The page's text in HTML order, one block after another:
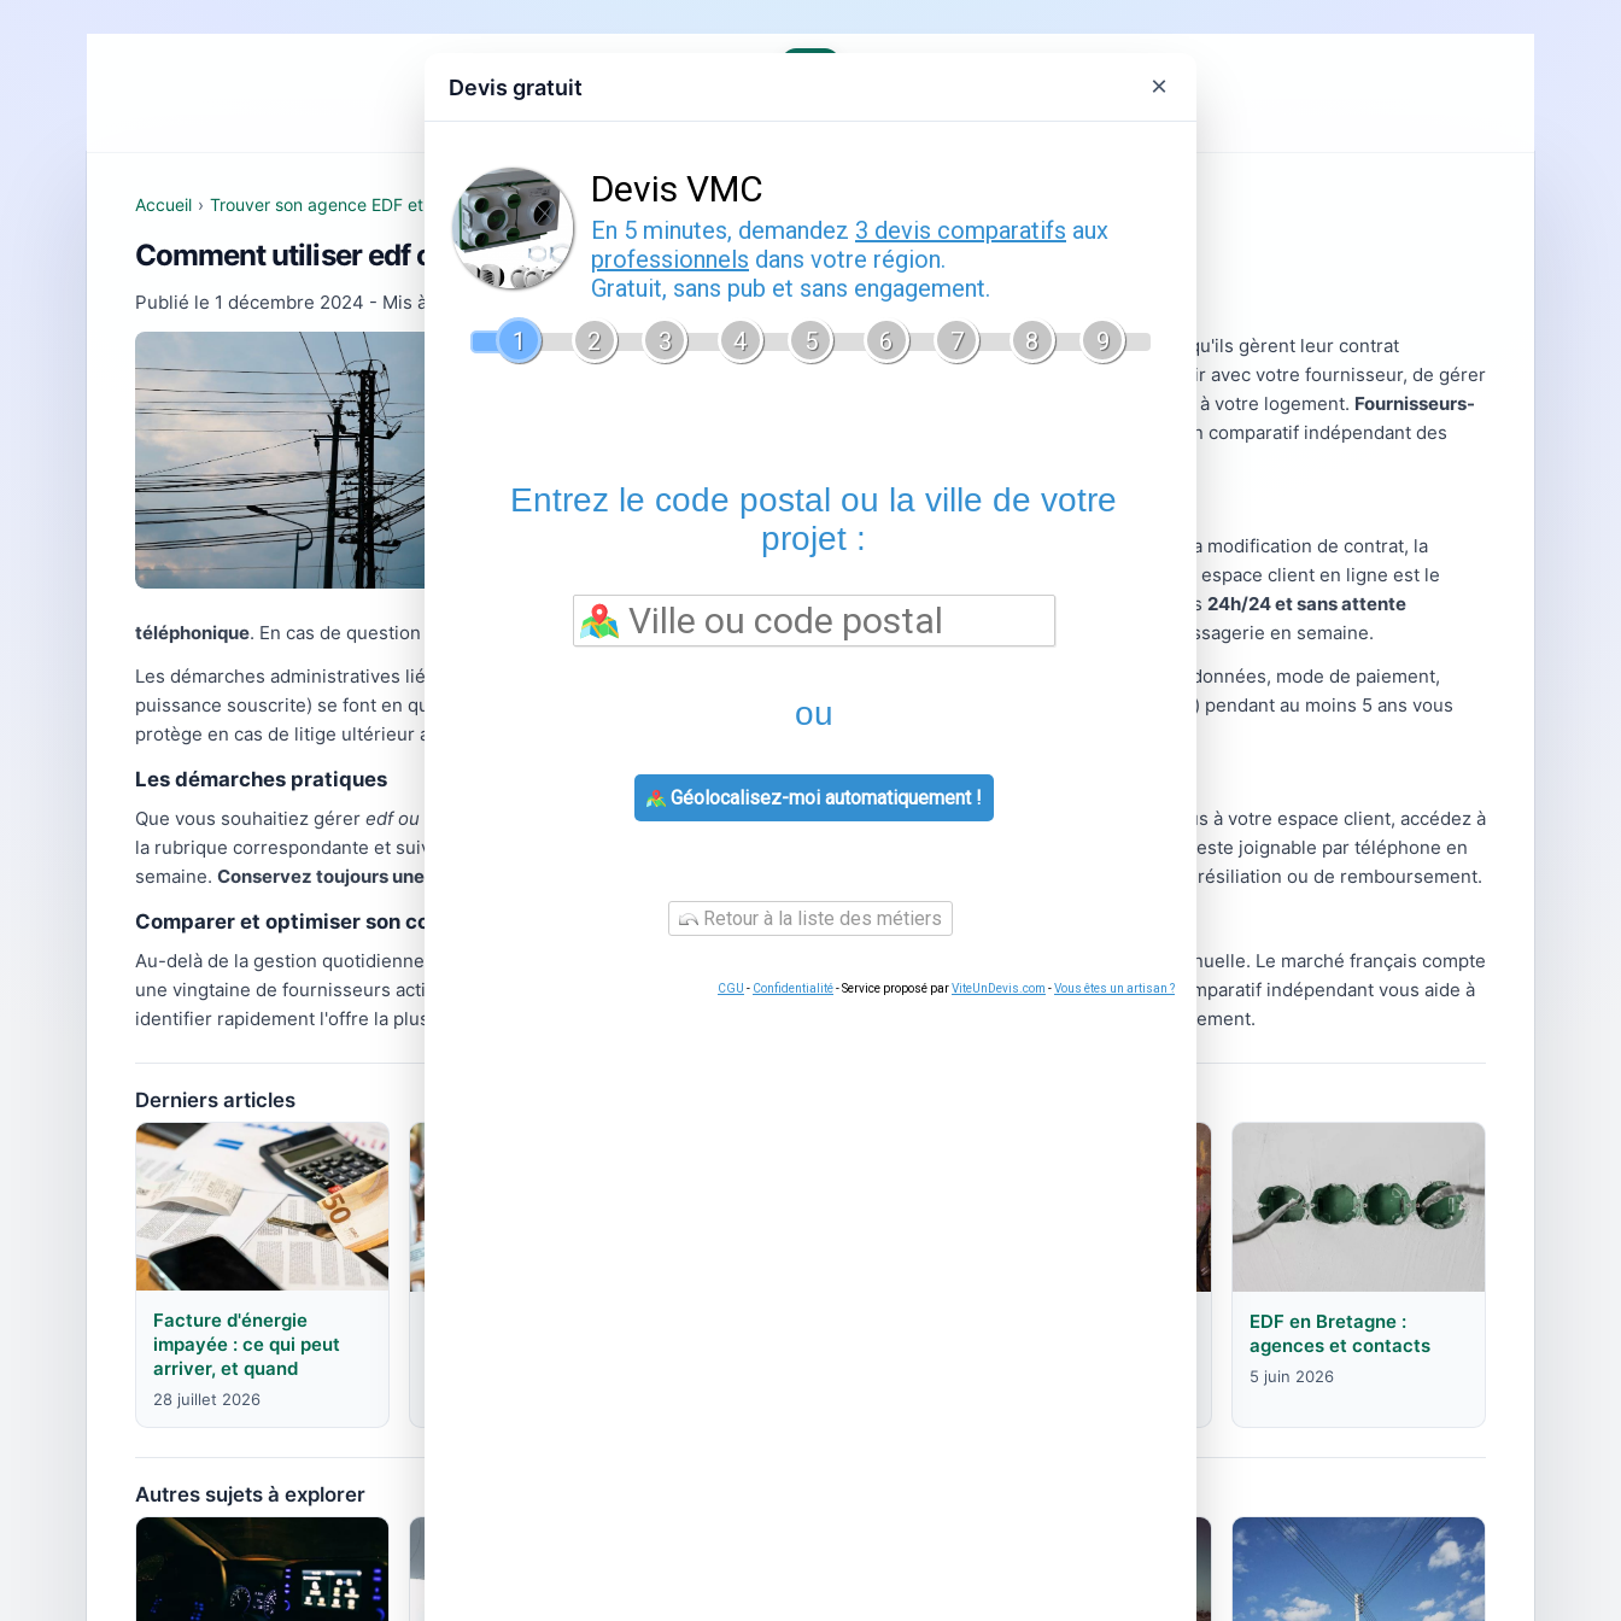
Accueil Devis gratuit Contact EDF Engie Fournisseurs Demenagement GRDF
Accueil › Trouver son agence EDF et comprendre ses offres
Comment utiliser edf ou engie : guide pratique
Publié le 1 décembre 2024 - Mis à jour le
22 février 2026
Edf ou engie est un sujet que de nombreux foyers français rencontrent lorsqu'ils gèrent leur contrat
d'énergie. Bien comprendre cette thématique vous permet de mieux interagir avec votre fournisseur, de gérer
votre contrat sereinement et d'anticiper les démarches administratives liées à votre logement. Fournisseurs-
vous accompagne à chaque étape avec des guides pratiques et un comparatif indépendant des
Tout savoir sur edf ou engie
gaz edf ou engie
concernent souvent la souscription, la modification de contrat, la
gestion des factures ou le changement de situation. Dans tous les cas, votre espace client en ligne est le
premier outil à consulter : il concentre l'essentiel des démarches disponibles 24h/24 et sans attente
téléphonique. En cas de question complexe, le service client de votre fournisseur reste disponible par téléphone ou par messagerie en semaine.
Les démarches administratives liées à l'énergie sont souvent plus simples qu'il n'y paraît. La plupart des changements (coordonnées, mode de paiement,
puissance souscrite) se font en quelques clics depuis l'espace client.
Conserver vos documents
(factures, contrats, relevés) pendant au moins 5 ans vous
protège en cas de litige ultérieur avec votre fournisseur.
Les démarches pratiques
Que vous souhaitiez gérer edf ou engie ou traiter une demande liée àengie edf, voici les étapes habituelles : connectez-vous à votre espace client, accédez à
la rubrique correspondante et suivez les instructions. Pour les demandes complexes, le service client de votre fournisseur reste joignable par téléphone en
semaine. Conservez toujours une trace écrite de vos échanges en cas de litige ultérieur, notamment pour les demandes de résiliation ou de remboursement.
Comparer et optimiser son contrat d'énergie
Au-delà de la gestion quotidienne,
reste le moyen le plus efficace de réduire votre facture annuelle. Le marché français compte
une vingtaine de fournisseurs actifs, avec des écarts tarifaires pouvant atteindre 15 % sur une consommation type. Notre comparatif indépendant vous aide à
identifier rapidement l'offre la plus avantageuse pour votre profil de consommation, sans engagement et sans frais de changement.
Derniers articles
Facture d'énergie
impayée : ce qui peut
arriver, et quand
28 juillet 2026
EDF en Bretagne :
agences et contacts
5 juin 2026
Autres sujets à explorer
Devis gratuit ×